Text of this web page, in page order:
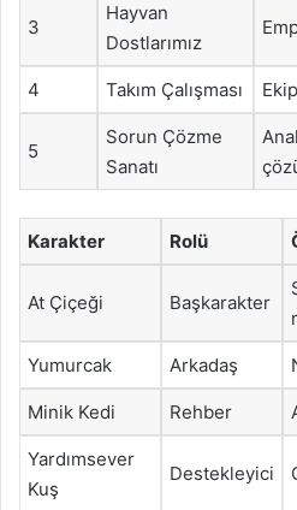
3
Hayvan
Dostlarımız
4 Takım Çalışması
5
Sorun Çözme
Sanatı
Karakter Rolü
At Çiçeği Başkarakter
Yumurcak Arkadaş
Minik Kedi Rehber
Yardımsever
Kuş
Destekleyici